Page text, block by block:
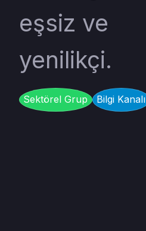
eşsiz ve
yenilikçi.
Sektörel Grup Bilgi Kanalı